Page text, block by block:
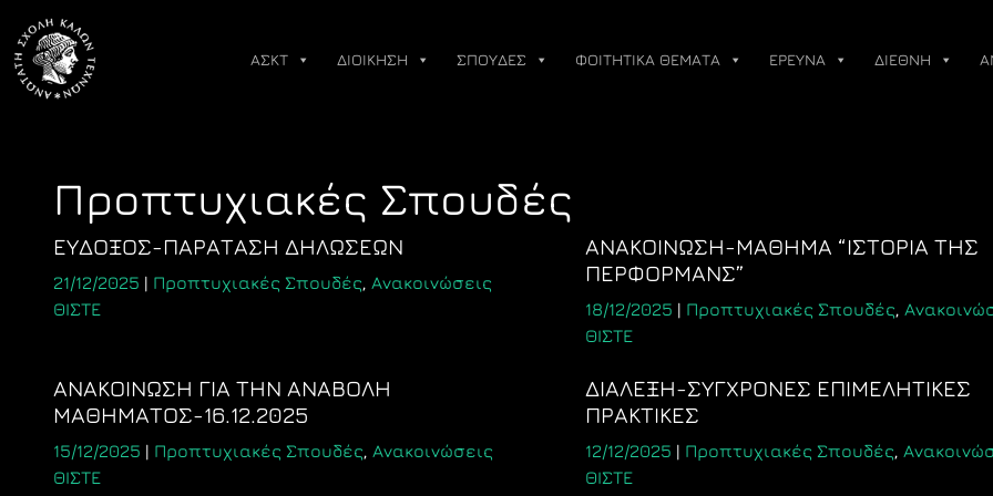
content
ΑΣΚΤ ΔΙΟΙΚΗΣΗ ΣΠΟΥΔΕΣ ΦΟΙΤΗΤΙΚΑ ΘΕΜΑΤΑ ΕΡΕΥΝΑ ΔΙΕΘΝΗ
Προπτυχιακές Σπουδές
ΕΥΔΟΞΟΣ-ΠΑΡΑΤΑΣΗ ΔΗΛΩΣΕΩΝ
21/12/2025 | Προπτυχιακές Σπουδές, Ανακοινώσεις
ΘΙΣΤΕ
ΑΝΑΚΟΙΝΩΣΗ-ΜΑΘΗΜΑ “ΙΣΤΟΡΙΑ ΤΗΣ
ΠΕΡΦΟΡΜΑΝΣ”
18/12/2025 | Προπτυχιακές Σπουδές,
ΘΙΣΤΕ
ΑΝΑΚΟΙΝΩΣΗ ΓΙΑ ΤΗΝ ΑΝΑΒΟΛΗ
ΜΑΘΗΜΑΤΟΣ-16.12.2025
15/12/2025 | Προπτυχιακές Σπουδές, Ανακοινώσεις
ΘΙΣΤΕ
ΔΙΑΛΕΞΗ-ΣΥΓΧΡΟΝΕΣ ΕΠΙΜΕΛΗΤΙΚΕΣ
ΠΡΑΚΤΙΚΕΣ
12/12/2025 | Προπτυχιακές Σπουδές,
ΘΙΣΤΕ